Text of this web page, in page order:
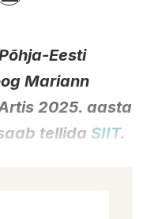
Eesti
Mariann
2025. aasta
tellida SIIT.